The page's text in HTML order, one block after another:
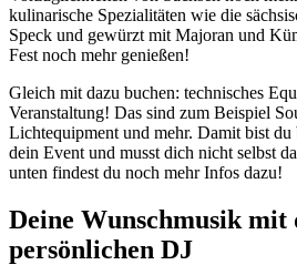
kulinarische Spezialitäten wie die
Speck und gewürzt mit Majoran und
Fest noch mehr genießen!
Gleich mit dazu buchen: technisches
Veranstaltung! Das sind zum Beispiel
Lichtequipment und mehr. Damit bist du
dein Event und musst dich nicht selbst
unten findest du noch mehr Infos dazu!
Deine Wunschmusik mit
persönlichen DJ